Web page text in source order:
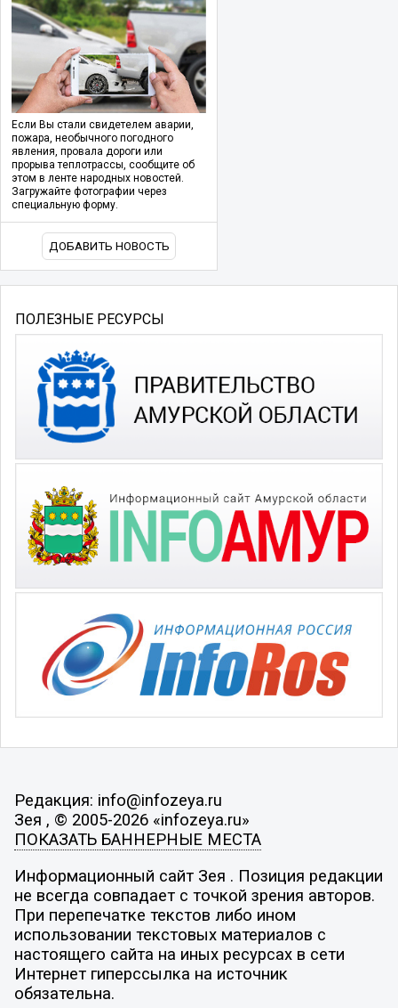
Если Вы стали свидетелем аварии,
пожара, необычного погодного
явления, провала дороги или
прорыва теплотрассы, сообщите об
этом в ленте народных новостей.
Загружайте фотографии через
специальную форму.
ДОБАВИТЬ НОВОСТЬ
ПОЛЕЗНЫЕ РЕСУРСЫ
Редакция: info@infozeya.ru
Зея , © 2005-2026 «infozeya.ru»
ПОКАЗАТЬ БАННЕРНЫЕ МЕСТА
Информационный сайт Зея . Позиция редакции
не всегда совпадает с точкой зрения авторов.
При перепечатке текстов либо ином
использовании текстовых материалов с
настоящего сайта на иных ресурсах в сети
Интернет гиперссылка на источник
обязательна.